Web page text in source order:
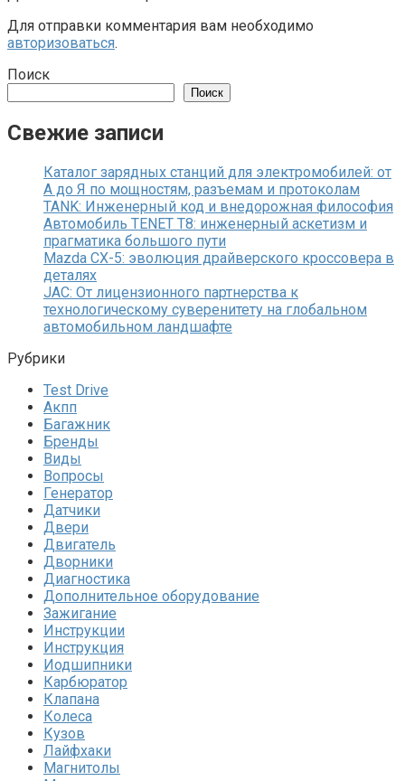
Для отправки комментария вам необходимо
авторизоваться.
Поиск
Поиск
Свежие записи
Каталог зарядных станций для электромобилей: от
А до Я по мощностям, разъемам и протоколам
TANK: Инженерный код и внедорожная философия
Автомобиль TENET T8: инженерный аскетизм и
прагматика большого пути
Mazda CX-5: эволюция драйверского кроссовера в
деталях
JAC: От лицензионного партнерства к
технологическому суверенитету на глобальном
автомобильном ландшафте
Рубрики
Test Drive
Акпп
Багажник
Бренды
Виды
Вопросы
Генератор
Датчики
Двери
Двигатель
Дворники
Диагностика
Дополнительное оборудование
Зажигание
Инструкции
Инструкция
Иодшипники
Карбюратор
Клапана
Колеса
Кузов
Лайфхаки
Магнитолы